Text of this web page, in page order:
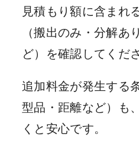
見積もり額に含まれ
（搬出のみ・分解あ
ど）を確認してくだ
追加料金が発生する
型品・距離など）も
くと安心です。